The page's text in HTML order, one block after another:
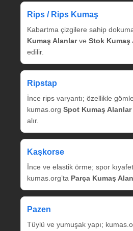
Rips / Rips Kumaş
Kabartma çizgilere sahip
Kumaş Alanlarve Stok Kumaş
edilir.
Ripstap
İnce rips varyantı; özellikle
kumas.org Spot Kumaş Alanlar
alır.
Kaşkorse
İnce ve elastik örme; spor
kumas.org’ta Parça Kumaş
Pazen
Tüylü ve yumuşak yapı;